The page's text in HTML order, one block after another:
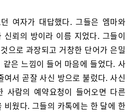
여자가 대답했다. 그들은 엠마와
뢰의 방이라 이름 지었다. 그들이
으로 과장되고 거창한 단어가 은밀
은 느낌이 들어 마음에 들었다. 사
여서 곧잘 사신 방으로 불렀다. 사신
사람의 예약요청이 들어오면 다른
비웠다. 그들의 카톡에는 한 달에 한